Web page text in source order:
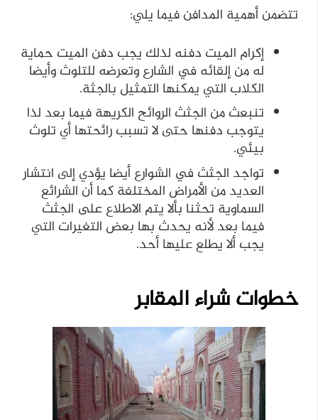
تتضمن أهمية المدافن فيما يلي:
إكرام الميت دفنه لذلك يجب دفن الميت حماية
له من إلقائه في الشارع وتعرضه للتلوث وأيضا
الكلاب التي يمكنها التمثيل بالجثة.
تنبعث من الجثث الروائح الكريهة فيما بعد لذا
يتوجب دفنها حتى لا تسبب رائحتها أي تلوث
بيئي.
تواجد الجثث في الشوارع أيضا يؤدي إلى انتشار
العديد من الأمراض المختلفة كما أن الشرائع
السماوية تحثنا بألا يتم الاطلاع على الجثث
فيما بعد لأنه يحدث بها بعض التغيرات التي
يجب ألا يطلع عليها أحد.
خطوات شراء المقابر